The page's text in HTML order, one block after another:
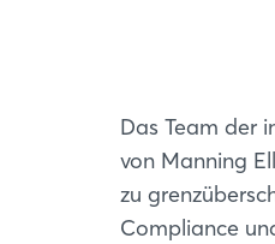
Das Team der
von Manning
zu
Compliance